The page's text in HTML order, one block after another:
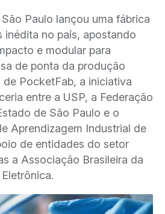
Paulo lançou uma fábrica
inédita no país, apostando
e modular para
de ponta da produção
de PocketFab, a iniciativa
entre a USP, a Federação
de São Paulo e o
Aprendizagem Industrial de
de entidades do setor
a Associação Brasileira da